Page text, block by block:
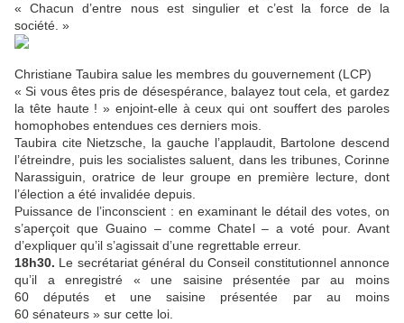
« Chacun d’entre nous est singulier et c’est la force de la
société. »
Christiane Taubira salue les membres du gouvernement (LCP)
« Si vous êtes pris de désespérance, balayez tout cela, et gardez
la tête haute ! » enjoint-elle à ceux qui ont souffert des paroles
homophobes entendues ces derniers mois.
Taubira cite Nietzsche, la gauche l’applaudit, Bartolone descend
l’étreindre, puis les socialistes saluent, dans les tribunes, Corinne
Narassiguin, oratrice de leur groupe en première lecture, dont
l’élection a été invalidée depuis.
Puissance de l’inconscient : en examinant le détail des votes, on
s’aperçoit que Guaino – comme Chatel – a voté pour. Avant
d’expliquer qu’il s’agissait d’une regrettable erreur.
18h30. Le secrétariat général du Conseil constitutionnel annonce
qu’il a enregistré « une saisine présentée par au moins
60 députés et une saisine présentée par au moins
60 sénateurs » sur cette loi.